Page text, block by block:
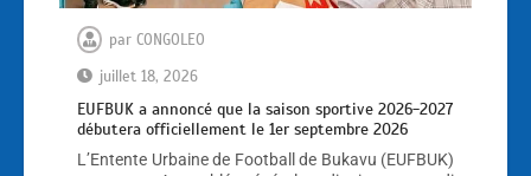
par CONGOLEO
juillet 18, 2026
EUFBUK a annoncé que la saison sportive 2026-2027
débutera officiellement le 1er septembre 2026
L’Entente Urbaine de Football de Bukavu (EUFBUK)